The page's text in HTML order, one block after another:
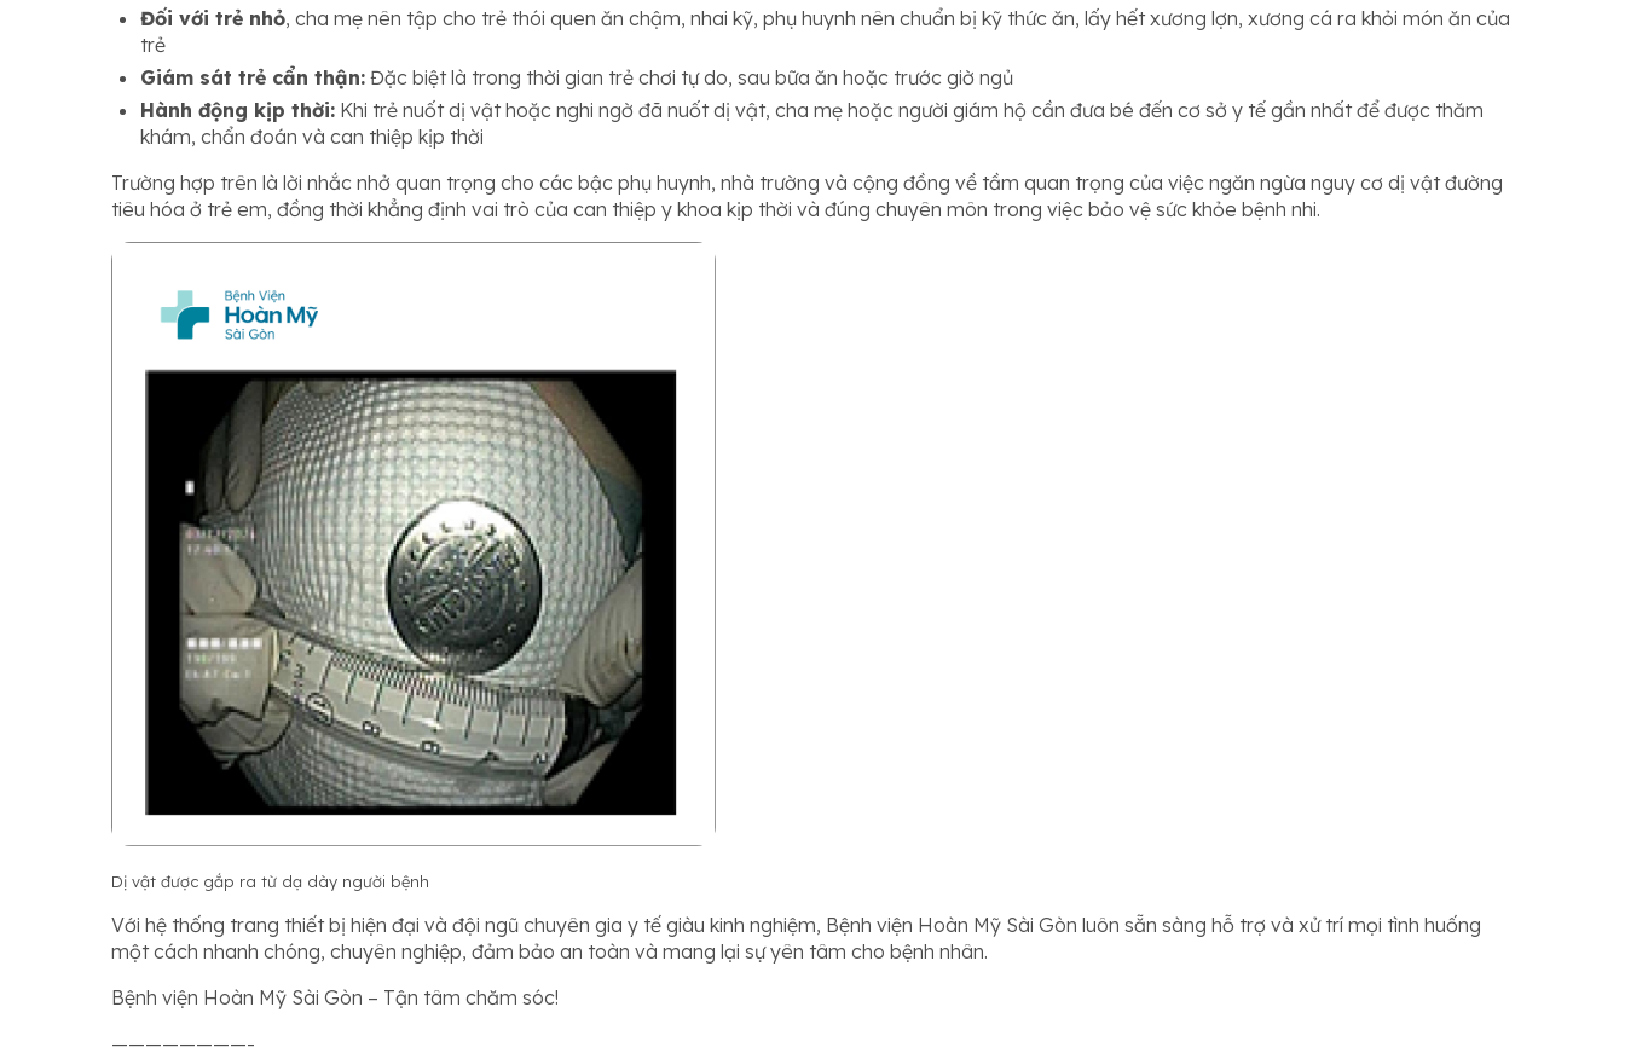
Đối với trẻ nhỏ, cha mẹ nên tập cho trẻ thói quen ăn chậm, nhai kỹ, phụ huynh nên chuẩn bị kỹ thức ăn, lấy hết xương lợn, xương cá ra khỏi món ăn của
trẻ
Giám sát trẻ cẩn thận: Đặc biệt là trong thời gian trẻ chơi tự do, sau bữa ăn hoặc trước giờ ngủ
Hành động kịp thời: Khi trẻ nuốt dị vật hoặc nghi ngờ đã nuốt dị vật, cha mẹ hoặc người giám hộ cần đưa bé đến cơ sở y tế gần nhất để được thăm
khám, chẩn đoán và can thiệp kịp thời
Trường hợp trên là lời nhắc nhở quan trọng cho các bậc phụ huynh, nhà trường và cộng đồng về tầm quan trọng của việc ngăn ngừa nguy cơ dị vật đường
tiêu hóa ở trẻ em, đồng thời khẳng định vai trò của can thiệp y khoa kịp thời và đúng chuyên môn trong việc bảo vệ sức khỏe bệnh nhi.
Dị vật được gắp ra từ dạ dày người bệnh
Với hệ thống trang thiết bị hiện đại và đội ngũ chuyên gia y tế giàu kinh nghiệm, Bệnh viện Hoàn Mỹ Sài Gòn luôn sẵn sàng hỗ trợ và xử trí mọi tình huống
một cách nhanh chóng, chuyên nghiệp, đảm bảo an toàn và mang lại sự yên tâm cho bệnh nhân.
Bệnh viện Hoàn Mỹ Sài Gòn – Tận tâm chăm sóc!
————————-